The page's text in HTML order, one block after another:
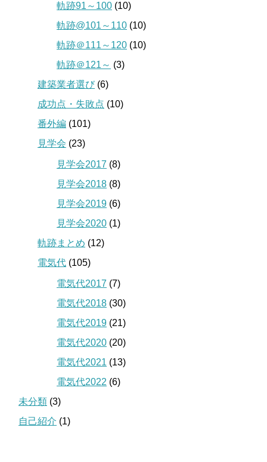
軌跡91～100 (10)
軌跡@101～110 (10)
軌跡＠111～120 (10)
軌跡＠121～ (3)
建築業者選び(6)
成功点・失敗点 (10)
番外編 (101)
見学会 (23)
見学会2017 (8)
見学会2018 (8)
見学会2019 (6)
見学会2020 (1)
軌跡まとめ (12)
電気代 (105)
電気代2017 (7)
電気代2018 (30)
電気代2019 (21)
電気代2020 (20)
電気代2021 (13)
電気代2022 (6)
未分類 (3)
自己紹介 (1)